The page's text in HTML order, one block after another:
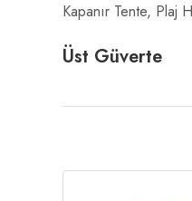
Kapanır Tente, Plaj
Üst Güverte